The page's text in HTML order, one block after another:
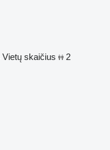
Vietų skaičius
2